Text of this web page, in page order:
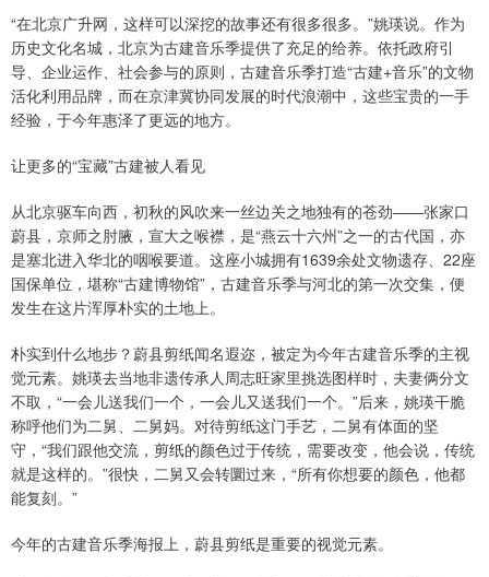
“在北京广升网，这样可以深挖的故事还有很多很多。”姚瑛说。作为
历史文化名城，北京为古建音乐季提供了充足的给养。依托政府引
导、企业运作、社会参与的原则，古建音乐季打造“古建+音乐”的文物
活化利用品牌，而在京津冀协同发展的时代浪潮中，这些宝贵的一手
经验，于今年惠泽了更远的地方。
让更多的“宝藏”古建被人看见
从北京驱车向西，初秋的风吹来一丝边关之地独有的苍劲——张家口
蔚县，京师之肘腋，宣大之喉襟，是“燕云十六州”之一的古代国，亦
是塞北进入华北的咽喉要道。这座小城拥有1639余处文物遗存、22座
国保单位，堪称“古建博物馆”，古建音乐季与河北的第一次交集，便
发生在这片浑厚朴实的土地上。
朴实到什么地步？蔚县剪纸闻名遐迩，被定为今年古建音乐季的主视
觉元素。姚瑛去当地非遗传承人周志旺家里挑选图样时，夫妻俩分文
不取，“一会儿送我们一个，一会儿又送我们一个。”后来，姚瑛干脆
称呼他们为二舅、二舅妈。对待剪纸这门手艺，二舅有体面的坚
守，“我们跟他交流，剪纸的颜色过于传统，需要改变，他会说，传统
就是这样的。”很快，二舅又会转圜过来，“所有你想要的颜色，他都
能复刻。”
今年的古建音乐季海报上，蔚县剪纸是重要的视觉元素。